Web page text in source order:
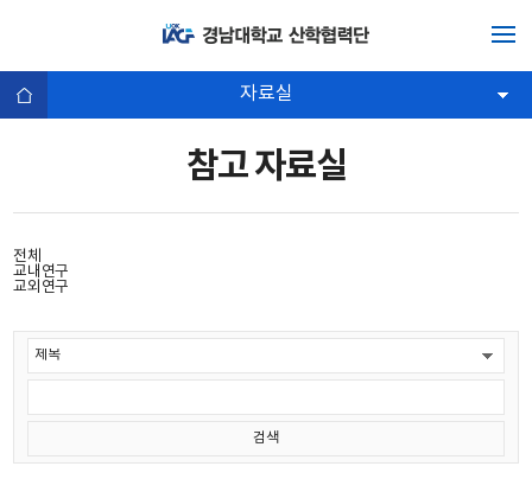
자료실
참고 자료실
전체
교내연구
교외연구